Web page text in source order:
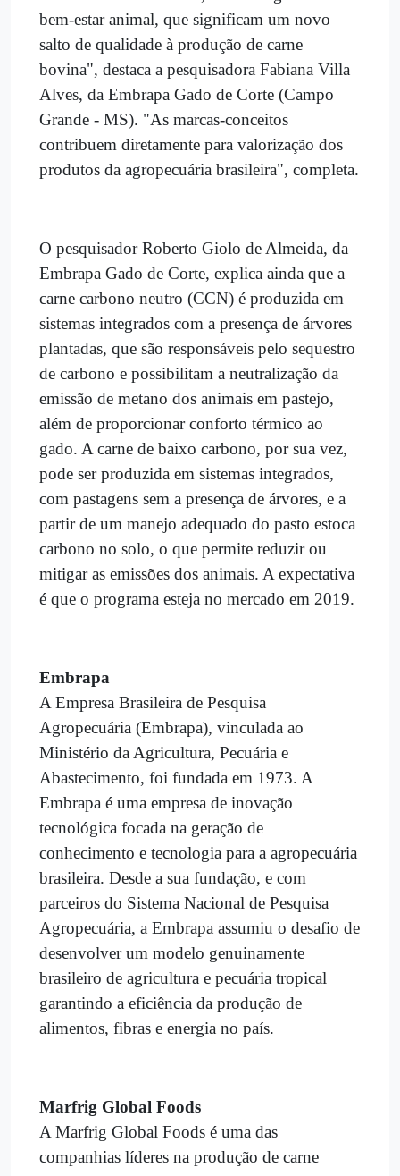
bem-estar animal, que significam um novo
salto de qualidade à produção de carne
bovina", destaca a pesquisadora Fabiana Villa
Alves, da Embrapa Gado de Corte (Campo
Grande - MS). "As marcas-conceitos
contribuem diretamente para valorização dos
produtos da agropecuária brasileira", completa.
O pesquisador Roberto Giolo de Almeida, da
Embrapa Gado de Corte, explica ainda que a
carne carbono neutro (CCN) é produzida em
sistemas integrados com a presença de árvores
plantadas, que são responsáveis pelo sequestro
de carbono e possibilitam a neutralização da
emissão de metano dos animais em pastejo,
além de proporcionar conforto térmico ao
gado. A carne de baixo carbono, por sua vez,
pode ser produzida em sistemas integrados,
com pastagens sem a presença de árvores, e a
partir de um manejo adequado do pasto estoca
carbono no solo, o que permite reduzir ou
mitigar as emissões dos animais. A expectativa
é que o programa esteja no mercado em 2019.
Embrapa
A Empresa Brasileira de Pesquisa
Agropecuária (Embrapa), vinculada ao
Ministério da Agricultura, Pecuária e
Abastecimento, foi fundada em 1973. A
Embrapa é uma empresa de inovação
tecnológica focada na geração de
conhecimento e tecnologia para a agropecuária
brasileira. Desde a sua fundação, e com
parceiros do Sistema Nacional de Pesquisa
Agropecuária, a Embrapa assumiu o desafio de
desenvolver um modelo genuinamente
brasileiro de agricultura e pecuária tropical
garantindo a eficiência da produção de
alimentos, fibras e energia no país.
Marfrig Global Foods
A Marfrig Global Foods é uma das
companhias líderes na produção de carne